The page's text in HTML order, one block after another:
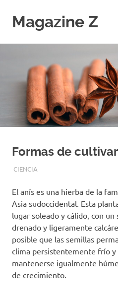
contenido
Magazine Z
Tecnología,
Salud,
Economía.
Diario
Digital
Formas de
JUNIO 13, 2021
EQUIPO DE REDACCIÓN
CIENCIA
El anís es una hierba de la
Asia sudoccidental. Esta
lugar soleado y cálido, con
drenado y ligeramente
posible que las semillas
clima persistentemente frío y
mantenerse igualmente
de crecimiento.